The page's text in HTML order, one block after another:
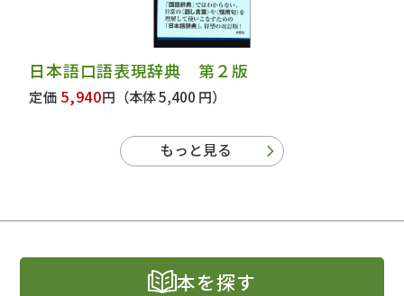
日本語口語表現辞典 第２版
定価 5,940円 （本体 5,400 円）
もっと見る
本を探す